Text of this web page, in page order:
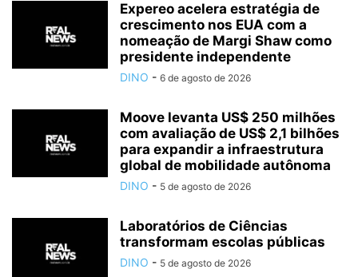
Expereo acelera estratégia de
crescimento nos EUA com a
nomeação de Margi Shaw como
presidente independente
DINO - 6 de agosto de 2026
Moove levanta US$ 250 milhões
com avaliação de US$ 2,1 bilhões
para expandir a infraestrutura
global de mobilidade autônoma
DINO - 5 de agosto de 2026
Laboratórios de Ciências
transformam escolas públicas
DINO - 5 de agosto de 2026